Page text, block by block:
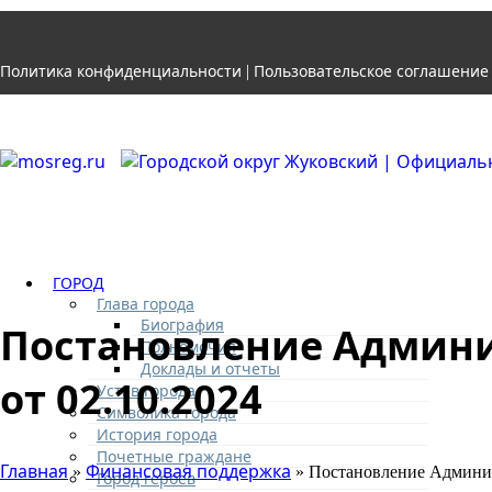
Политика конфиденциальности | Пользовательское соглашение
ГОРОД
Глава города
Биография
Полномочия
Доклады и отчеты
Устав города
Символика города
История города
Почетные граждане
Город героев
Постановление
от 02.10.2024
Главная » Финансовая поддержка » Постановление